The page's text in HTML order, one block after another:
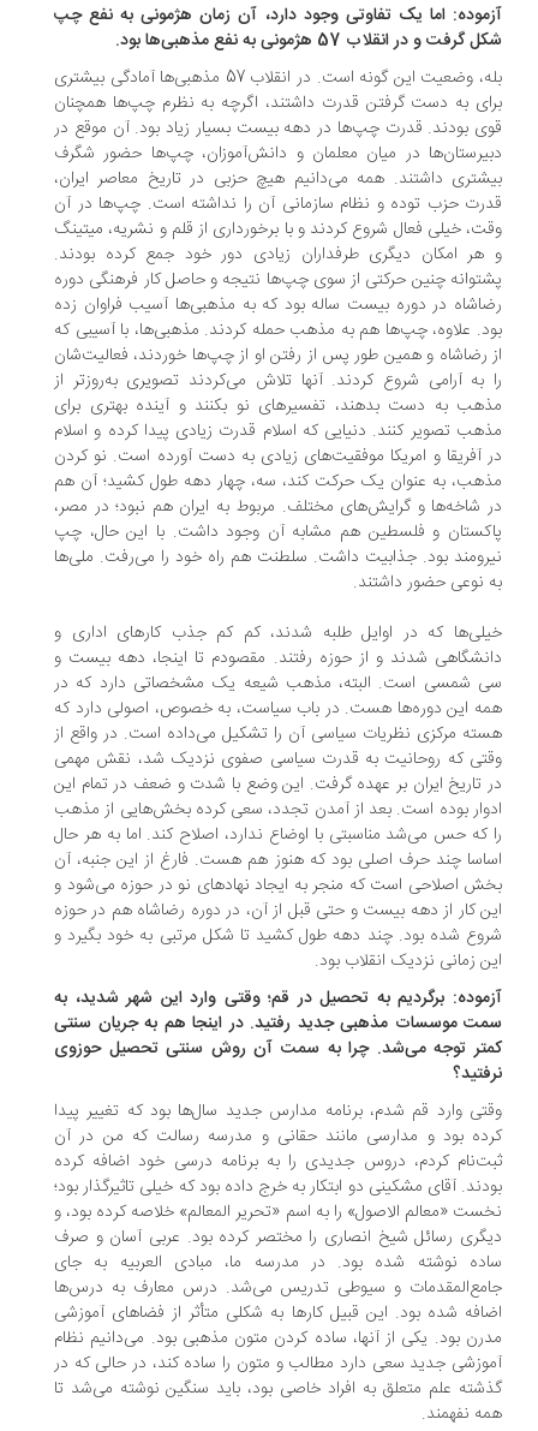
اما یک تفاوتی وجود دارد، آن زمان هژمونی به نفع چپ
و در انقلاب 57 هژمونی به نفع مذهبی‌ها بود.
بله، وضعیت این گونه است. در انقلاب 57 مذهبی‌ها آمادگی بیشتری
به دست گرفتن قدرت داشتند، اگرچه به نظرم چپ‌ها همچنان
بودند. قدرت چپ‌ها در دهه بیست بسیار زیاد بود. آن موقع در
در میان معلمان و دانش‌آموزان، چپ‌ها حضور شگرف
داشتند. همه می‌دانیم هیچ حزبی در تاریخ معاصر ایران،
حزب توده و نظام سازمانی آن را نداشته است. چپ‌ها در آن
خیلی فعال شروع کردند و با برخورداری از قلم و نشریه، میتینگ‌
امکان دیگری طرفداران زیادی دور خود جمع کرده بودند.
چنین حرکتی از سوی چپ‌ها نتیجه و حاصل کار فرهنگی دوره
در دوره بیست ساله بود که به مذهبی‌ها آسیب فراوان زده
علاوه، چپ‌ها هم به مذهب حمله کردند. مذهبی‌ها، با آسیبی که
رضاشاه و همین طور پس از رفتن او از چپ‌ها خوردند، فعالیت‌شان
به آرامی شروع کردند. آنها تلاش می‌کردند تصویری به‌روزتر از
به دست بدهند، تفسیرهای نو بکنند و آینده بهتری برای
تصویر کنند. دنیایی که اسلام قدرت زیادی پیدا کرده و اسلام
آفریقا و امریکا موفقیت‌های زیادی به دست آورده است. نو کردن
به عنوان یک حرکت کند، سه، چهار دهه طول کشید؛ آن هم
شاخه‌ها و گرایش‌های مختلف. مربوط به ایران هم نبود؛ در مصر،
و فلسطین هم مشابه آن وجود داشت. با این حال، چپ
بود. جذابیت داشت. سلطنت هم راه خود را می‌رفت. ملی‌ها
نوعی حضور داشتند.
که در اوایل طلبه شدند، کم کم جذب کارهای اداری و
شدند و از حوزه رفتند. مقصودم تا اینجا، دهه بیست و
شمسی است. البته، مذهب شیعه یک مشخصاتی دارد که در
این دوره‌ها هست. در باب سیاست، به خصوص، اصولی دارد که
مرکزی نظریات سیاسی آن را تشکیل می‌داده است. در واقع از
که روحانیت به قدرت سیاسی صفوی نزدیک شد، نقش مهمی
تاریخ ایران بر عهده گرفت. این وضع با شدت و ضعف در تمام این
بوده است. بعد از آمدن تجدد، سعی کرده بخش‌هایی از مذهب
که حس می‌شد مناسبتی با اوضاع ندارد، اصلاح کند. اما به هر حال
چند حرف اصلی بود که هنوز هم هست. فارغ از این جنبه، آن
اصلاحی است که منجر به ایجاد نهادهای نو در حوزه می‌شود و
کار از دهه بیست و حتی قبل از آن، در دوره رضاشاه هم در حوزه
شده بود. چند دهه طول کشید تا شکل مرتبی به خود بگیرد و
زمانی نزدیک انقلاب بود.
برگردیم به تحصیل در قم؛ وقتی وارد این شهر شدید، به
موسسات مذهبی جدید رفتید. در اینجا هم به جریان سنتی
توجه می‌شد. چرا به سمت آن روش سنتی تحصیل حوزوی
وارد قم شدم، برنامه مدارس جدید سال‌ها بود که تغییر پیدا
بود و مدارسی مانند حقانی و مدرسه رسالت که من در آن
کردم، دروس جدیدی را به برنامه درسی خود اضافه کرده
آقای مشکینی دو ابتکار به خرج داده بود که خیلی تاثیرگذار بود؛
«معالم الاصول» را به اسم «تحریر المعالم» خلاصه کرده بود، و
رسائل شیخ انصاری را مختصر کرده بود. عربی آسان و صرف
نوشته شده بود. در مدرسه ما، مبادی العربیه به جای
و سیوطی تدریس می‌شد. درس معارف به درس‌ها
شده بود. این قبیل کارها به شکلی متأثر از فضاهای آموزشی
بود. یکی از آنها، ساده کردن متون مذهبی بود. می‌دانیم نظام
جدید سعی دارد مطالب و متون را ساده کند، در حالی که در
علم متعلق به افراد خاصی بود، باید سنگین نوشته می‌شد تا
نفهمند.